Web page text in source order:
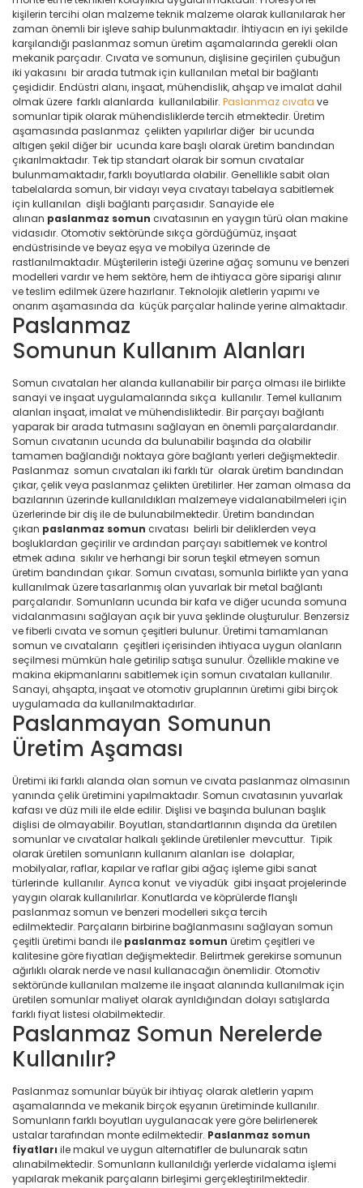
kişilerin tercihi olan malzeme teknik malzeme olarak kullanılarak her
zaman önemli bir işleve sahip bulunmaktadır. İhtiyacın en iyi şekilde
karşılandığı paslanmaz somun üretim aşamalarında gerekli olan
mekanik parçadır. Cıvata ve somunun, dişlisine geçirilen çubuğun
iki yakasını bir arada tutmak için kullanılan metal bir bağlantı
çeşididir. Endüstri alanı, inşaat, mühendislik, ahşap ve imalat dahil
olmak üzere farklı alanlarda kullanılabilir. Paslanmaz cıvata ve
somunlar tipik olarak mühendisliklerde tercih etmektedir. Üretim
aşamasında paslanmaz çelikten yapılırlar diğer bir ucunda
altıgen şekil diğer bir ucunda kare başlı olarak üretim bandından
çıkarılmaktadır. Tek tip standart olarak bir somun cıvatalar
bulunmamaktadır, farklı boyutlarda olabilir. Genellikle sabit olan
tabelalarda somun, bir vidayı veya cıvatayı tabelaya sabitlemek
için kullanılan dişli bağlantı parçasıdır. Sanayide ele
alınan paslanmaz somun cıvatasının en yaygın türü olan makine
vidasıdır. Otomotiv sektöründe sıkça gördüğümüz, inşaat
endüstrisinde ve beyaz eşya ve mobilya üzerinde de
rastlanılmaktadır. Müşterilerin isteği üzerine ağaç somunu ve benzeri
modelleri vardır ve hem sektöre, hem de ihtiyaca göre siparişi alınır
ve teslim edilmek üzere hazırlanır. Teknolojik aletlerin yapımı ve
onarım aşamasında da küçük parçalar halinde yerine almaktadır.
Paslanmaz
Somunun Kullanım Alanları
Somun cıvataları her alanda kullanabilir bir parça olması ile birlikte
sanayi ve inşaat uygulamalarında sıkça kullanılır. Temel kullanım
alanları inşaat, imalat ve mühendisliktedir. Bir parçayı bağlantı
yaparak bir arada tutmasını sağlayan en önemli parçalardandır.
Somun cıvatanın ucunda da bulunabilir başında da olabilir
tamamen bağlandığı noktaya göre bağlantı yerleri değişmektedir.
Paslanmaz somun cıvataları iki farklı tür olarak üretim bandından
çıkar, çelik veya paslanmaz çelikten üretilirler. Her zaman olmasa da
bazılarının üzerinde kullanıldıkları malzemeye vidalanabilmeleri için
üzerlerinde bir diş ile de bulunabilmektedir. Üretim bandından
çıkan paslanmaz somun cıvatası belirli bir deliklerden veya
boşluklardan geçirilir ve ardından parçayı sabitlemek ve kontrol
etmek adına sıkılır ve herhangi bir sorun teşkil etmeyen somun
üretim bandından çıkar. Somun cıvatası, somunla birlikte yan yana
kullanılmak üzere tasarlanmış olan yuvarlak bir metal bağlantı
parçalarıdır. Somunların ucunda bir kafa ve diğer ucunda somuna
vidalanmasını sağlayan açık bir yuva şeklinde oluşturulur. Benzersiz
ve fiberli cıvata ve somun çeşitleri bulunur. Üretimi tamamlanan
somun ve cıvataların çeşitleri içerisinden ihtiyaca uygun olanların
seçilmesi mümkün hale getirilip satışa sunulur. Özellikle makine ve
makina ekipmanlarını sabitlemek için somun cıvataları kullanılır.
Sanayi, ahşapta, inşaat ve otomotiv gruplarının üretimi gibi birçok
uygulamada da kullanılmaktadırlar.
Paslanmayan Somunun
Üretim Aşaması
Üretimi iki farklı alanda olan somun ve cıvata paslanmaz olmasının
yanında çelik üretimini yapılmaktadır. Somun cıvatasının yuvarlak
kafası ve düz mili ile elde edilir. Dişlisi ve başında bulunan başlık
dişlisi de olmayabilir. Boyutları, standartlarının dışında da üretilen
somunlar ve cıvatalar halkalı şeklinde üretilenler mevcuttur. Tipik
olarak üretilen somunların kullanım alanları ise dolaplar,
mobilyalar, raflar, kapılar ve raflar gibi ağaç işleme gibi sanat
türlerinde kullanılır. Ayrıca konut ve viyadük gibi inşaat projelerinde
yaygın olarak kullanılırlar. Konutlarda ve köprülerde flanşlı
paslanmaz somun ve benzeri modelleri sıkça tercih
edilmektedir. Parçaların birbirine bağlanmasını sağlayan somun
çeşitli üretimi bandı ile paslanmaz somun üretim çeşitleri ve
kalitesine göre fiyatları değişmektedir. Belirtmek gerekirse somunun
ağırlıklı olarak nerde ve nasıl kullanacağın önemlidir. Otomotiv
sektöründe kullanılan malzeme ile inşaat alanında kullanılmak için
üretilen somunlar maliyet olarak ayrıldığından dolayı satışlarda
farklı fiyat listesi olabilmektedir.
Paslanmaz Somun Nerelerde
Kullanılır?
Paslanmaz somunlar büyük bir ihtiyaç olarak aletlerin yapım
aşamalarında ve mekanik birçok eşyanın üretiminde kullanılır.
Somunların farklı boyutları uygulanacak yere göre belirlenerek
ustalar tarafından monte edilmektedir. Paslanmaz somun
fiyatları ile makul ve uygun alternatifler de bulunarak satın
alınabilmektedir. Somunların kullanıldığı yerlerde vidalama işlemi
yapılarak mekanik parçaların birleşimi gerçekleştirilmektedir.